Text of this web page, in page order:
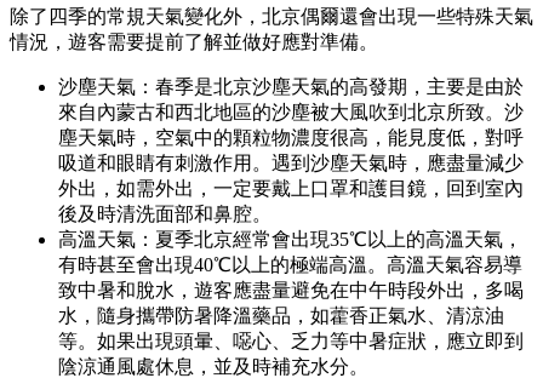
除了四季的常規天氣變化外，北京偶爾還會出現一些特殊天氣
情況，遊客需要提前了解並做好應對準備。
沙塵天氣：春季是北京沙塵天氣的高發期，主要是由於
來自內蒙古和西北地區的沙塵被大風吹到北京所致。沙
塵天氣時，空氣中的顆粒物濃度很高，能見度低，對呼
吸道和眼睛有刺激作用。遇到沙塵天氣時，應盡量減少
外出，如需外出，一定要戴上口罩和護目鏡，回到室內
後及時清洗面部和鼻腔。
高溫天氣：夏季北京經常會出現35℃以上的高溫天氣，
有時甚至會出現40℃以上的極端高溫。高溫天氣容易導
致中暑和脫水，遊客應盡量避免在中午時段外出，多喝
水，隨身攜帶防暑降溫藥品，如藿香正氣水、清涼油
等。如果出現頭暈、噁心、乏力等中暑症狀，應立即到
陰涼通風處休息，並及時補充水分。